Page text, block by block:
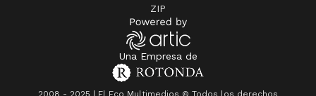
ZIP
Una Empresa de
2008 - 2025 | El Eco Multimedios © Todos los derechos